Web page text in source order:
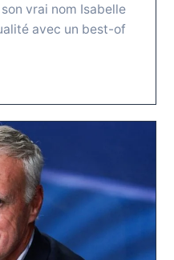
vrai nom Isabelle
avec un best-of